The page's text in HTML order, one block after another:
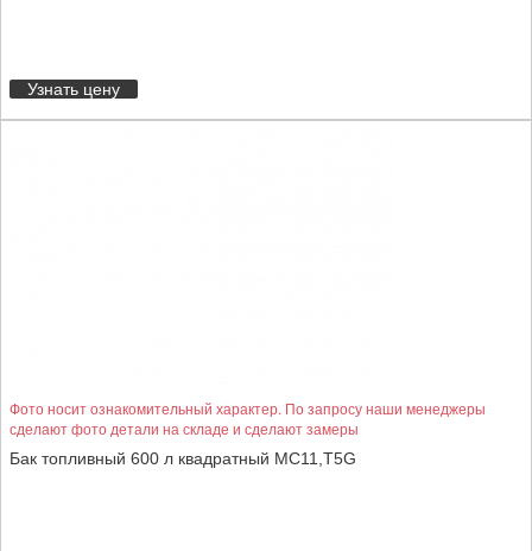
Узнать цену
Фото носит ознакомительный характер. По запросу наши менеджеры
сделают фото детали на складе и сделают замеры
Бак топливный 600 л квадратный MC11,T5G